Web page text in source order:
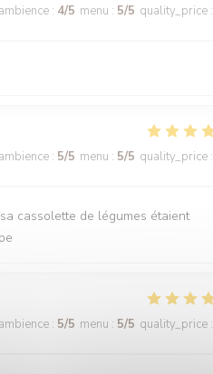
ambience : 4/5 menu : 5/5 quality_price :
ambience : 5/5 menu : 5/5 quality_price :
cassolette de légumes étaient
ambience : 5/5 menu : 5/5 quality_price :